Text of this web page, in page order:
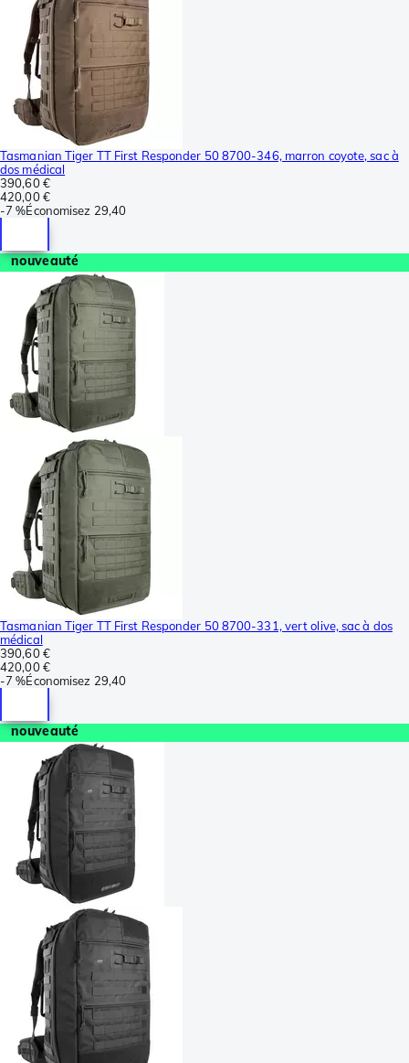
Tasmanian Tiger TT First Responder 50 8700-346, marron coyote, sac à
dos médical
390,60 €
420,00 €
-7 %Économisez 29,40
nouveauté
Tasmanian Tiger TT First Responder 50 8700-331, vert olive, sac à dos
médical
390,60 €
420,00 €
-7 %Économisez 29,40
nouveauté